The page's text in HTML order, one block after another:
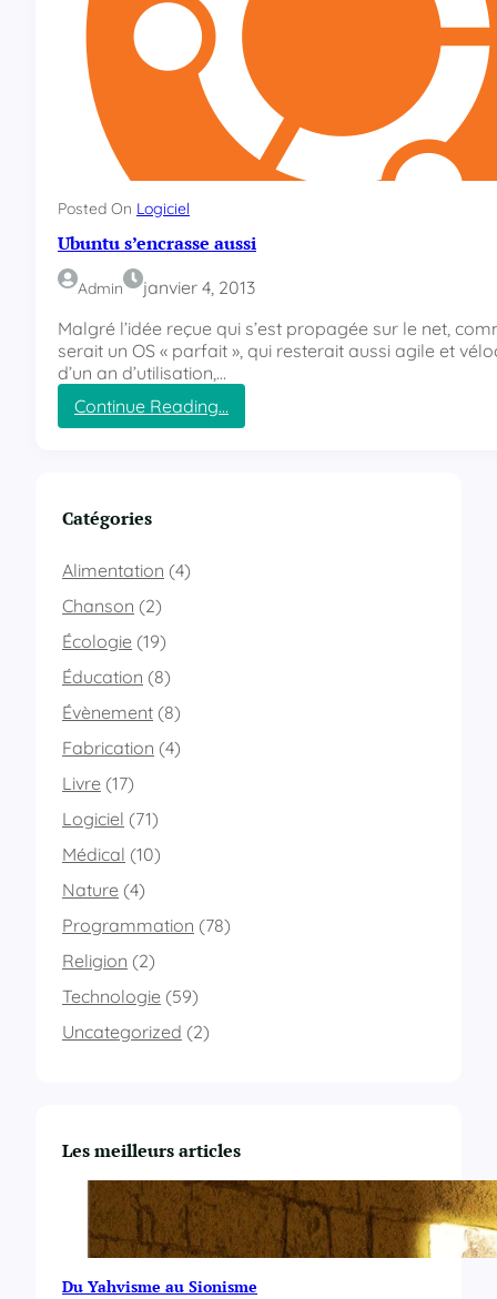
Posted On Logiciel
Ubuntu s’encrasse aussi
Admin
janvier 4, 2013
Malgré l’idée reçue qui s’est propagée sur le net,
serait un OS « parfait », qui resterait aussi agile et
d’un an d’utilisation,…
Continue Reading…
:
Catégories
Alimentation (4)
Chanson (2)
Écologie (19)
Éducation (8)
Évènement (8)
Fabrication (4)
Livre (17)
Logiciel (71)
Médical (10)
Nature (4)
Programmation (78)
Religion (2)
Technologie (59)
Uncategorized (2)
Les meilleurs articles
Du Yahvisme au Sionisme